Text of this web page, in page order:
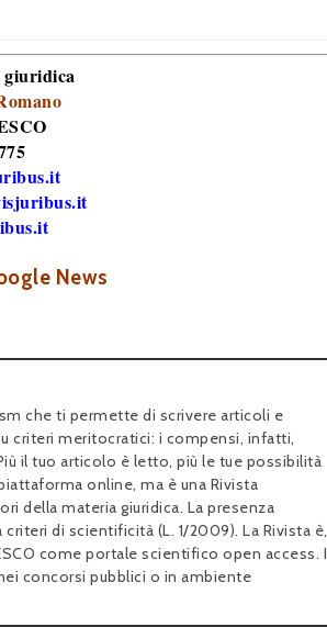
giuridica
News
che ti permette di scrivere articoli e
criteri meritocratici: i compensi, infatti,
il tuo articolo è letto, più le tue possibilità
online, ma è una Rivista
della materia giuridica. La presenza
di scientificità (L. 1/2009). La Rivista è,
come portale scientifico open access. I
concorsi pubblici o in ambiente